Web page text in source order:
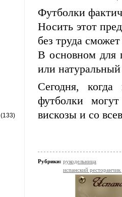
(133)
Футболки
Носить этот
без труда
В основном для
или
Сегодня,
футболки
вискозы и со
Рубрики: рукодельница
испанский